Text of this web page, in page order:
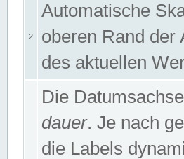
2
Automatische
oberen Rand der
des aktuellen
Die
dauer. Je nach
die Labels